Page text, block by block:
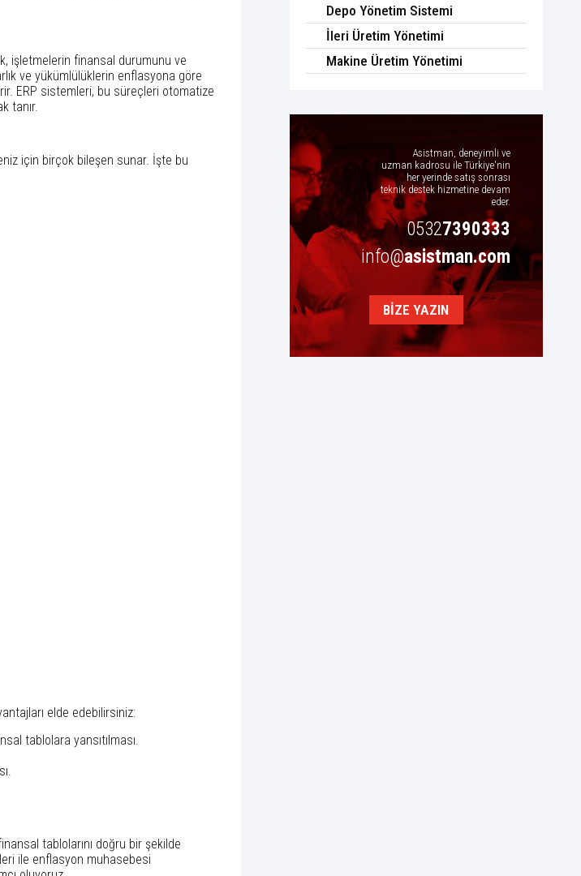
Depo Yönetim Sistemi
İleri Üretim Yönetimi
Makine Üretim Yönetimi
Asistman, deneyimli ve
uzman kadrosu ile Türkiye'nin
her yerinde satış sonrası
teknik destek hizmetine devam
eder.
05327390333
info@asistman.com
BİZE YAZIN
işletmelerin finansal durumunu ve
ve yükümlülüklerin enflasyona göre
ERP sistemleri, bu süreçleri otomatize
tanır.
için birçok bileşen sunar. İşte bu
elde edebilirsiniz:
tablolara yansıtılması.
tablolarını doğru bir şekilde
ile enflasyon muhasebesi